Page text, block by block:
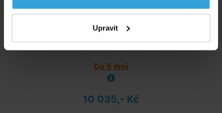
Upravit
Do 5 dnů
10 035,- Kč